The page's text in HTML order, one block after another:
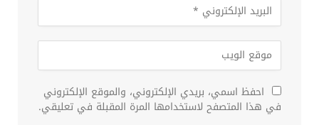
احفظ اسمي، بريدي الإلكتروني، والموقع الإلكتروني
في هذا المتصفح لاستخدامها المرة المقبلة في تعليقي.